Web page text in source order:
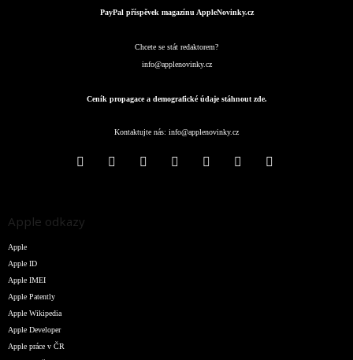
PayPal příspěvek magazínu AppleNovinky.cz
Chcete se stát redaktorem?
info@applenovinky.cz
Ceník propagace a demografické údaje stáhnout zde.
Kontaktujte nás: info@applenovinky.cz
Apple odkazy
Apple
Apple ID
Apple IMEI
Apple Patently
Apple Wikipedia
Apple Developer
Apple práce v ČR